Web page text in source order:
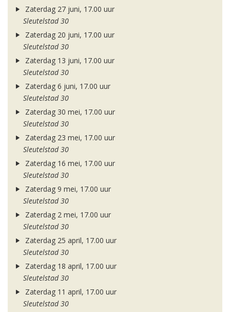
Zaterdag 27 juni, 17.00 uur
Sleutelstad 30
Zaterdag 20 juni, 17.00 uur
Sleutelstad 30
Zaterdag 13 juni, 17.00 uur
Sleutelstad 30
Zaterdag 6 juni, 17.00 uur
Sleutelstad 30
Zaterdag 30 mei, 17.00 uur
Sleutelstad 30
Zaterdag 23 mei, 17.00 uur
Sleutelstad 30
Zaterdag 16 mei, 17.00 uur
Sleutelstad 30
Zaterdag 9 mei, 17.00 uur
Sleutelstad 30
Zaterdag 2 mei, 17.00 uur
Sleutelstad 30
Zaterdag 25 april, 17.00 uur
Sleutelstad 30
Zaterdag 18 april, 17.00 uur
Sleutelstad 30
Zaterdag 11 april, 17.00 uur
Sleutelstad 30